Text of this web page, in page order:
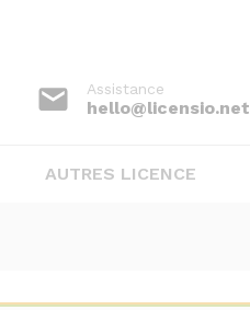
Assistance
hello@licensio.net
AUTRES LICENCE